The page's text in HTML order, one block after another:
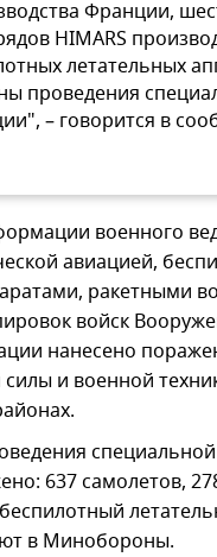
Франции,
HIMARS
летательных
проведения
– говорится в
военного
авиацией,
ракетными
войск
нанесено
и военной
637 самолетов,
в Минобороны.